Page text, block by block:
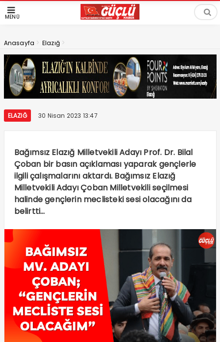
MENÜ
Anasayfa > Elazığ >
ELAZIĞ 30 Nisan 2023 13:47
Bağımsız Elazığ Milletvekili Adayı Prof. Dr. Bilal
Çoban bir basın açıklaması yaparak gençlerle
ilgili çalışmalarını aktardı. Bağımsız Elazığ
Milletvekili Adayı Çoban Milletvekili seçilmesi
halinde gençlerin meclisteki sesi olacağını da
belirtti…